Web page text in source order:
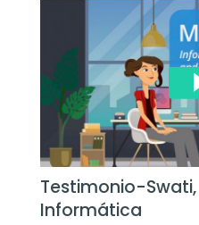
Testimonio-
Informática